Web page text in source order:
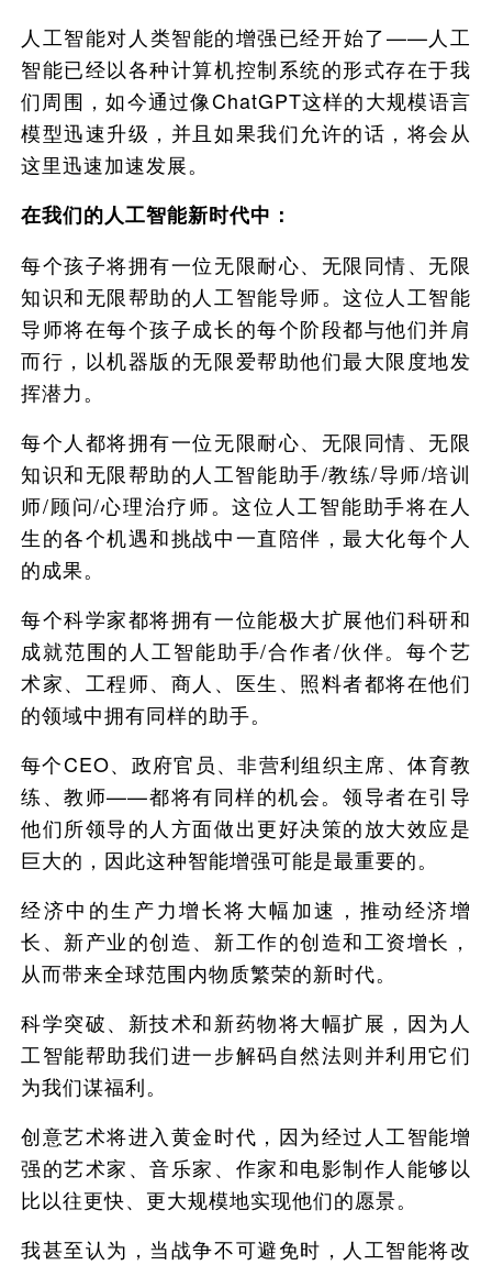
人工智能对人类智能的增强已经开始了——人工
智能已经以各种计算机控制系统的形式存在于我
们周围，如今通过像ChatGPT这样的大规模语言
模型迅速升级，并且如果我们允许的话，将会从
这里迅速加速发展。
在我们的人工智能新时代中：
每个孩子将拥有一位无限耐心、无限同情、无限
知识和无限帮助的人工智能导师。这位人工智能
导师将在每个孩子成长的每个阶段都与他们并肩
而行，以机器版的无限爱帮助他们最大限度地发
挥潜力。
每个人都将拥有一位无限耐心、无限同情、无限
知识和无限帮助的人工智能助手/教练/导师/培训
师/顾问/心理治疗师。这位人工智能助手将在人
生的各个机遇和挑战中一直陪伴，最大化每个人
的成果。
每个科学家都将拥有一位能极大扩展他们科研和
成就范围的人工智能助手/合作者/伙伴。每个艺
术家、工程师、商人、医生、照料者都将在他们
的领域中拥有同样的助手。
每个CEO、政府官员、非营利组织主席、体育教
练、教师——都将有同样的机会。领导者在引导
他们所领导的人方面做出更好决策的放大效应是
巨大的，因此这种智能增强可能是最重要的。
经济中的生产力增长将大幅加速，推动经济增
长、新产业的创造、新工作的创造和工资增长，
从而带来全球范围内物质繁荣的新时代。
科学突破、新技术和新药物将大幅扩展，因为人
工智能帮助我们进一步解码自然法则并利用它们
为我们谋福利。
创意艺术将进入黄金时代，因为经过人工智能增
强的艺术家、音乐家、作家和电影制作人能够以
比以往更快、更大规模地实现他们的愿景。
我甚至认为，当战争不可避免时，人工智能将改